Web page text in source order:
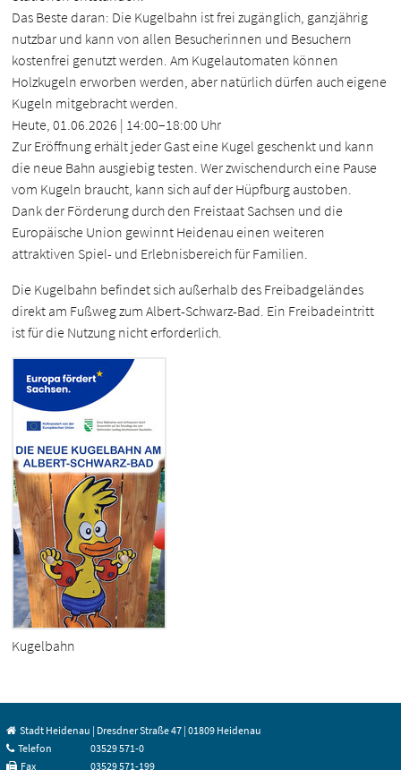
Das Beste daran: Die Kugelbahn ist frei zugänglich, ganzjährig
nutzbar und kann von allen Besucherinnen und Besuchern
kostenfrei genutzt werden. Am Kugelautomaten können
Holzkugeln erworben werden, aber natürlich dürfen auch eigene
Kugeln mitgebracht werden.
Heute, 01.06.2026 | 14:00–18:00 Uhr
Zur Eröffnung erhält jeder Gast eine Kugel geschenkt und kann
die neue Bahn ausgiebig testen. Wer zwischendurch eine Pause
vom Kugeln braucht, kann sich auf der Hüpfburg austoben.
Dank der Förderung durch den Freistaat Sachsen und die
Europäische Union gewinnt Heidenau einen weiteren
attraktiven Spiel- und Erlebnisbereich für Familien.
Die Kugelbahn befindet sich außerhalb des Freibadgeländes
direkt am Fußweg zum Albert-Schwarz-Bad. Ein Freibadeintritt
ist für die Nutzung nicht erforderlich.
Kugelbahn
Stadt Heidenau | Dresdner Straße 47 | 01809 Heidenau
Telefon
03529 571-0
Fax
03529 571-199